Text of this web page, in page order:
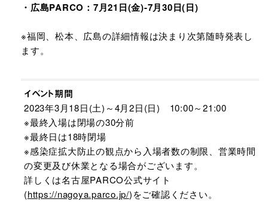
・広島PARCO：7月21日(金)-7月30日(日)
※福岡、松本、広島の詳細情報は決まり次第随時発表し
ます。
イベント期間
2023年3月18日(土)～4月2日(日) 10:00～21:00
※最終入場は閉場の30分前
※最終日は18時閉場
※感染症拡大防止の観点から入場者数の制限、営業時間
の変更及び休業となる場合がございます。
詳しくは名古屋PARCO公式サイト
(https://nagoya.parco.jp/)をご確認ください。